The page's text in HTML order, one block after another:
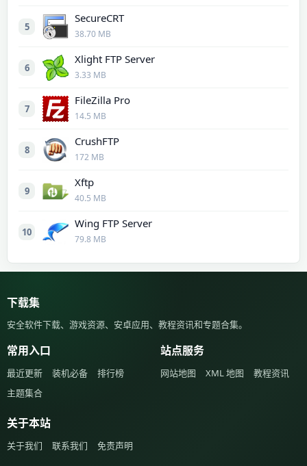
5
SecureCRT
38.70 MB
6
Xlight FTP Server
3.33 MB
7
FileZilla Pro
14.5 MB
8
CrushFTP
172 MB
9
Xftp
40.5 MB
10
Wing FTP Server
79.8 MB
下载集
安全软件下载、游戏资源、安卓应用、教程资讯和专题合集。
常用入口
最近更新 装机必备
排行榜
主题集合
站点服务
网站地图 XML 地图 教程资讯
关于本站
关于我们 联系我们 免责声明